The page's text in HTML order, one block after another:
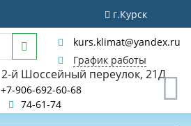
г.Курск
kurs.klimat@yandex.ru
График работы
2-й Шоссейный переулок, 21Д
+7-906-692-60-68
74-61-74